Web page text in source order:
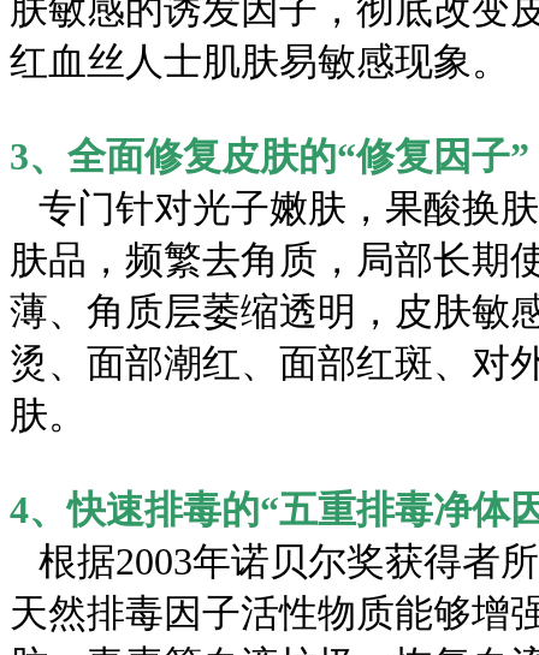
肤敏感的诱发因子，彻底改变
红血丝人士肌肤易敏感现象。
3、全面修复皮肤的“修复因子”
专门针对光子嫩肤，果酸换
肤品，频繁去角质，局部长期
薄、角质层萎缩透明，皮肤敏
烫、面部潮红、面部红斑、对
肤。
4、快速排毒的“五重排毒净体
根据2003年诺贝尔奖获得者
天然排毒因子活性物质能够增